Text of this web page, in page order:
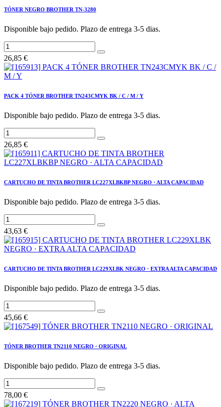
TÓNER NEGRO BROTHER TN-3280
Disponible bajo pedido. Plazo de entrega 3-5 dias.
26,85 €
PACK 4 TÓNER BROTHER TN243CMYK BK / C / M / Y
Disponible bajo pedido. Plazo de entrega 3-5 dias.
26,85 €
CARTUCHO DE TINTA BROTHER LC227XLBKBP NEGRO · ALTA CAPACIDAD
Disponible bajo pedido. Plazo de entrega 3-5 dias.
43,63 €
CARTUCHO DE TINTA BROTHER LC229XLBK NEGRO · EXTRA ALTA CAPACIDAD
Disponible bajo pedido. Plazo de entrega 3-5 dias.
45,66 €
TÓNER BROTHER TN2110 NEGRO · ORIGINAL
Disponible bajo pedido. Plazo de entrega 3-5 dias.
78,00 €